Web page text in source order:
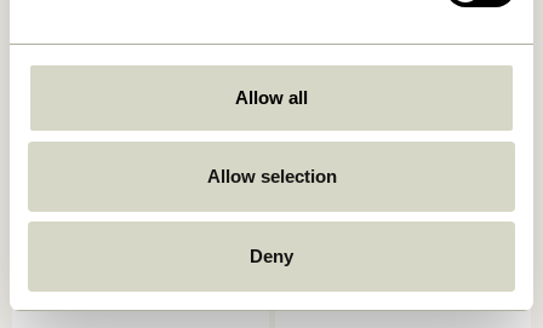
Allow all
Allow selection
Deny
Naturfarben/Schwarz